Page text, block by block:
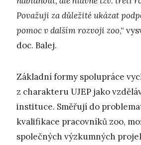
Považuji za důležité ukázat
pomoc v dalším rozvoji zoo,“
doc. Balej.
Základní formy spolupráce
z charakteru UJEP jako
instituce. Směřují do
kvalifikace pracovníků zoo,
společných výzkumných